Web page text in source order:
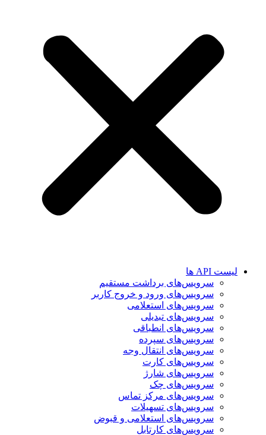
لیست API ها
سرویس‌های برداشت مستقیم
سرویس‌های ورود و خروج کاربر
سرویس‌های استعلامی
سرویس‌های تبدیلی
سرویس‌های انطباقی
سرویس‌های سپرده
سرویس‌های انتقال وجه
سرویس‌های کارت
سرویس‌های شارژ
سرویس‌های چک
سرویس‌های مرکز تماس
سرویس‌های تسهیلات
سرویس‌های استعلامی و قبوض
سرویس‌های کارتابل